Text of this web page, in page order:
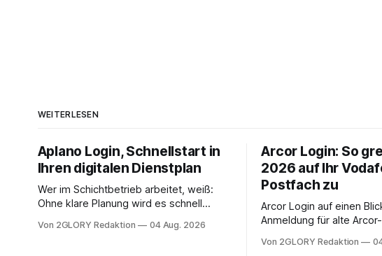
WEITERLESEN
Aplano Login, Schnellstart in
Ihren digitalen Dienstplan
Wer im Schichtbetrieb arbeitet, weiß:
Ohne klare Planung wird es schnell
zentraler Zugangspunkt, um dienstpläne,
Von 2GLORY Redaktion 04 Aug. 2026
Arcor Login: So
2026 auf Ihr
Postfach zu
Arcor Login auf einen Blick
Anmeldung für alte
noch eine e mail adresse
Von 2GLORY Redaktion